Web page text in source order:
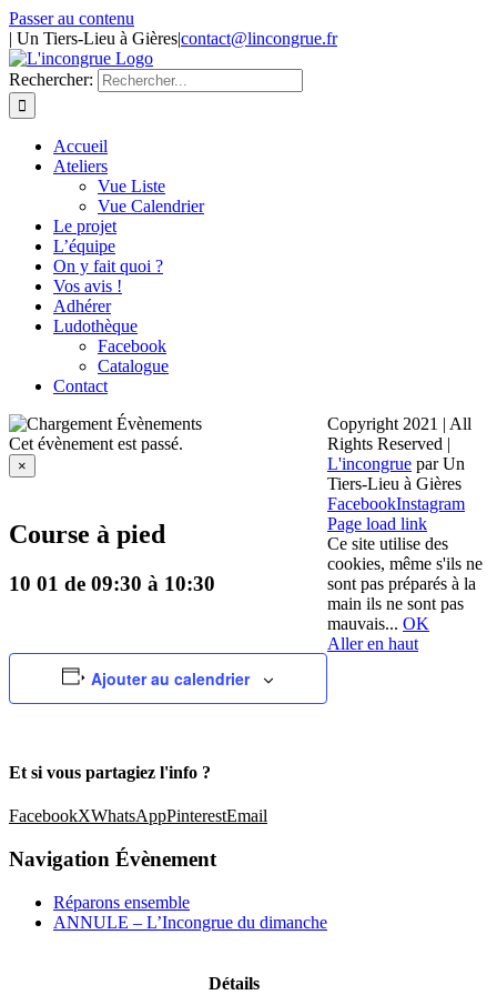
Passer au contenu
| Un Tiers-Lieu à Gières|contact@lincongrue.fr
Rechercher:
Accueil
Ateliers
Vue Liste
Vue Calendrier
Le projet
L’équipe
On y fait quoi ?
Vos avis !
Adhérer
Ludothèque
Facebook
Catalogue
Contact
Cet évènement est passé.
×
Course à pied
10 01 de 09:30 à 10:30
Ajouter au calendrier
Et si vous partagiez l'info ?
FacebookXWhatsAppPinterestEmail
Navigation Évènement
Réparons ensemble
ANNULE – L’Incongrue du dimanche
Détails
Copyright 2021 | All
Rights Reserved |
L'incongrue par Un
Tiers-Lieu à Gières
FacebookInstagram
Page load link
Ce site utilise des
cookies, même s'ils ne
sont pas préparés à la
main ils ne sont pas
mauvais... OK
Aller en haut